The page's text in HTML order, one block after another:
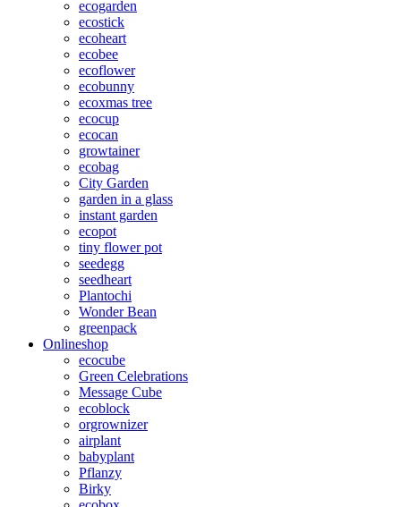
ecogarden
ecostick
ecoheart
ecobee
ecoflower
ecobunny
ecoxmas tree
ecocup
ecocan
growtainer
ecobag
City Garden
garden in a glass
instant garden
ecopot
tiny flower pot
seedegg
seedheart
Plantochi
Wonder Bean
greenpack
Onlineshop
ecocube
Green Celebrations
Message Cube
ecoblock
orgrownizer
airplant
babyplant
Pflanzy
Birky